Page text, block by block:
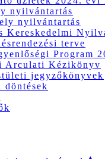
nyilvántartás
nyilvántartás
Kereskedelmi
terve
Program
Arculati Kézikönyv
jegyzőkönyvek
döntések